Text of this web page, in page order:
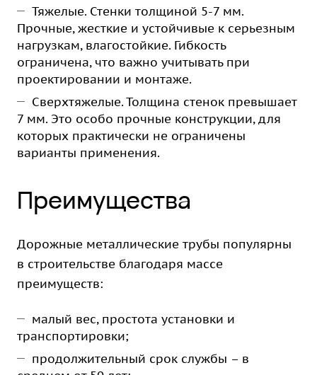
Тяжелые. Стенки толщиной 5-7 мм.
Прочные, жесткие и устойчивые к серьезным
нагрузкам, влагостойкие. Гибкость
ограничена, что важно учитывать при
проектировании и монтаже.
Сверхтяжелые. Толщина стенок превышает
7 мм. Это особо прочные конструкции, для
которых практически не ограничены
варианты применения.
Преимущества
Дорожные металлические трубы популярны
в строительстве благодаря массе
преимуществ:
малый вес, простота установки и
транспортировки;
продолжительный срок службы – в